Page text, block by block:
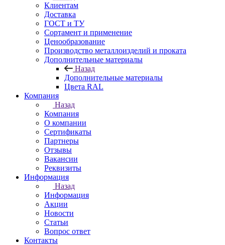
Клиентам
Доставка
ГОСТ и ТУ
Сортамент и применение
Ценообразование
Производство металлоизделий и проката
Дополнительные материалы
Назад
Дополнительные материалы
Цвета RAL
Компания
Назад
Компания
О компании
Сертификаты
Партнеры
Отзывы
Вакансии
Реквизиты
Информация
Назад
Информация
Акции
Новости
Статьи
Вопрос ответ
Контакты